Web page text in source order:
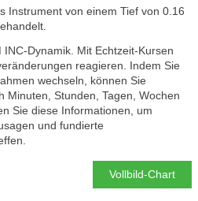
Instrument von einem Tief von 0.16
Dynamik. Mit Echtzeit-Kursen
reagieren. Indem Sie
wechseln, können Sie
Minuten, Stunden, Tagen, Wochen
Sie diese Informationen, um
und fundierte
Vollbild-Chart